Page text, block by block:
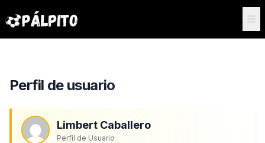
Perfil de usuario
Limbert Caballero
Perfil de Usuario